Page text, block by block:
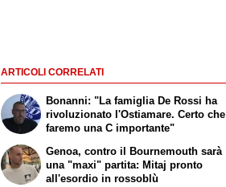
ARTICOLI CORRELATI
Bonanni: "La famiglia De Rossi ha
rivoluzionato l'Ostiamare. Certo che
faremo una C importante"
Genoa, contro il Bournemouth sarà
una "maxi" partita: Mitaj pronto
all'esordio in rossoblù